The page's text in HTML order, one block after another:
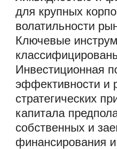
для крупных
волатильности
Ключевые
Инвестиционная
эффективности и
стратегических
капитала
собственных и
финансирования